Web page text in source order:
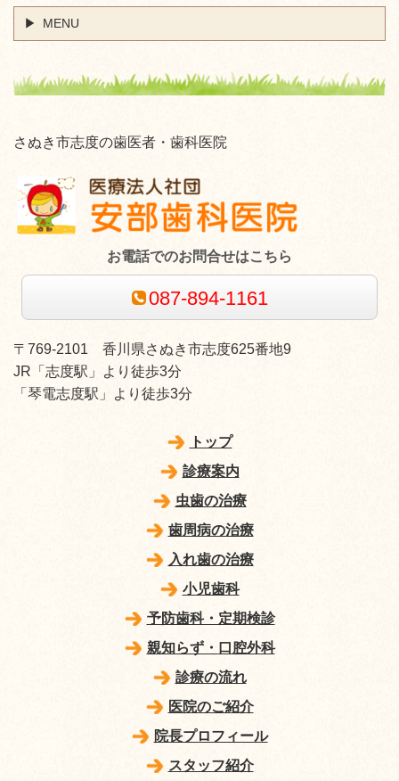
MENU
さぬき市志度の歯医者・歯科医院
お電話でのお問合せはこちら
087-894-1161
〒769-2101 香川県さぬき市志度625番地9
JR「志度駅」より徒歩3分
「琴電志度駅」より徒歩3分
トップ
診療案内
虫歯の治療
歯周病の治療
入れ歯の治療
小児歯科
予防歯科・定期検診
親知らず・ 口腔外科
診療の流れ
医院のご紹介
院長プロフィール
スタッフ紹介